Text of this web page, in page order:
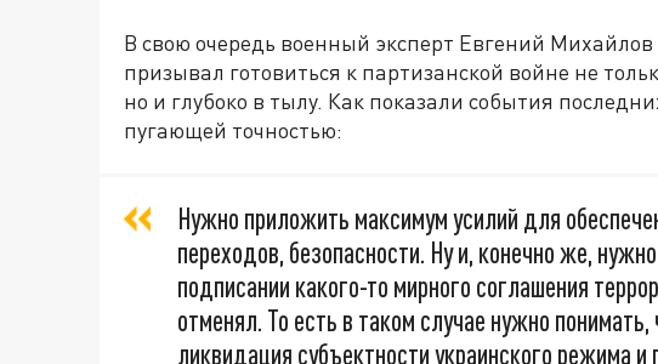
В свою очередь военный эксперт Евгений
призывал готовиться к партизанской войне не
но и глубоко в тылу. Как показали события
пугающей точностью:
Нужно приложить максимум усилий для
переходов, безопасности. Ну и, конечно же,
подписании какого-то мирного соглашения
отменял. То есть в таком случае нужно
ликвидация субъектности украинского режима и